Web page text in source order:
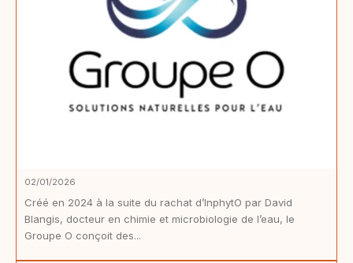
02/01/2026
Créé en 2024 à la suite du rachat d’InphytO par David
Blangis, docteur en chimie et microbiologie de l’eau, le
Groupe O conçoit des...